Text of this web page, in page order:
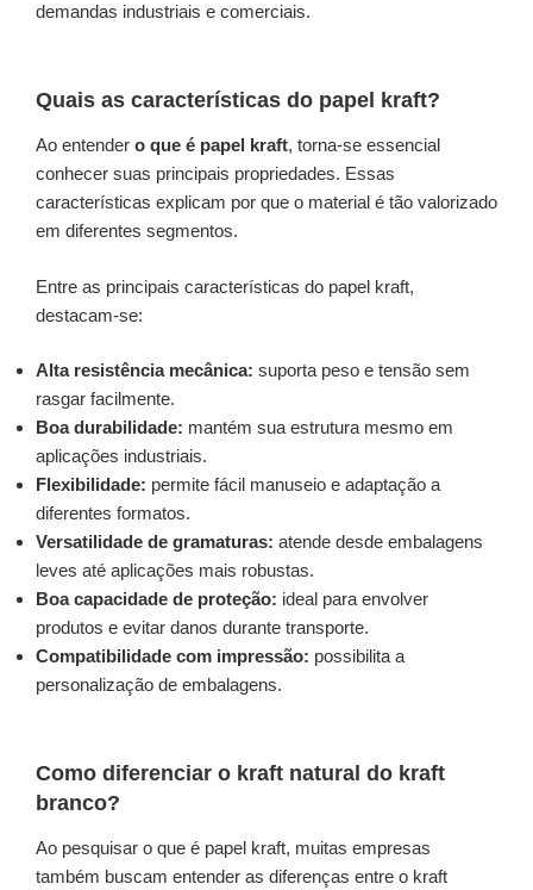
demandas industriais e comerciais.
Quais as características do papel kraft?
Ao entender o que é papel kraft, torna-se essencial
conhecer suas principais propriedades. Essas
características explicam por que o material é tão valorizado
em diferentes segmentos.
Entre as principais características do papel kraft,
destacam-se:
Alta resistência mecânica: suporta peso e tensão sem
rasgar facilmente.
Boa durabilidade: mantém sua estrutura mesmo em
aplicações industriais.
Flexibilidade: permite fácil manuseio e adaptação a
diferentes formatos.
Versatilidade de gramaturas: atende desde embalagens
leves até aplicações mais robustas.
Boa capacidade de proteção: ideal para envolver
produtos e evitar danos durante transporte.
Compatibilidade com impressão: possibilita a
personalização de embalagens.
Como diferenciar o kraft natural do kraft
branco?
Ao pesquisar o que é papel kraft, muitas empresas
também buscam entender as diferenças entre o kraft